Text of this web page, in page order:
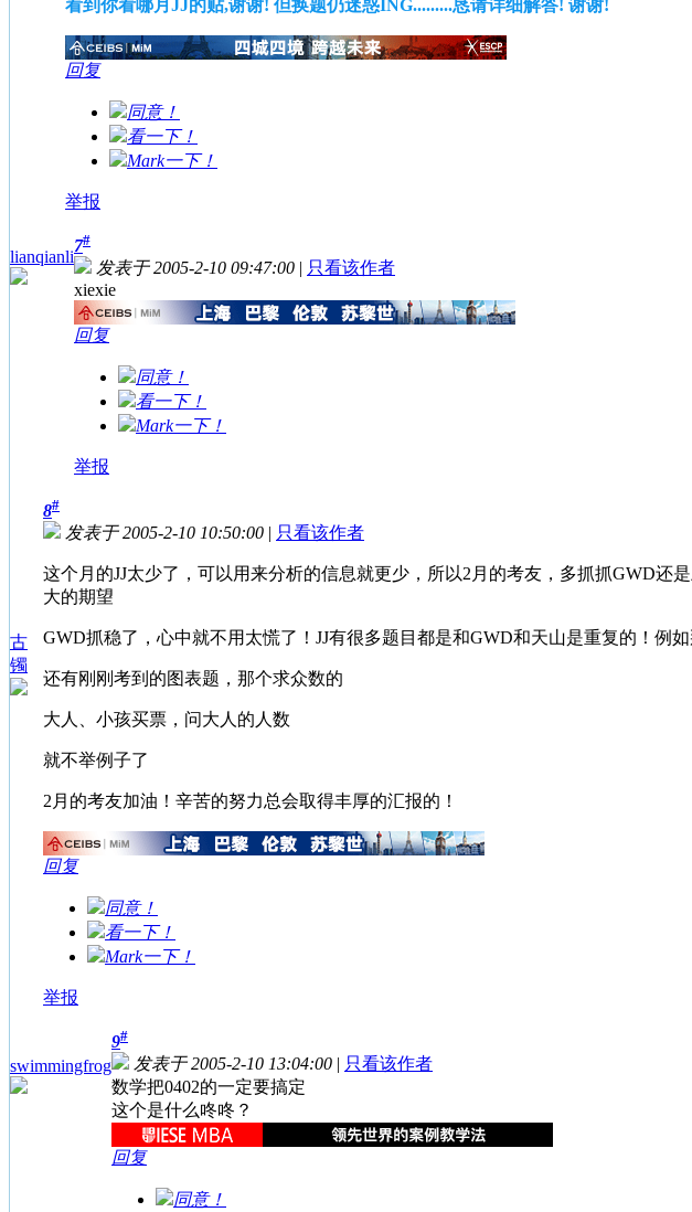
看到你看哪月JJ的贴,谢谢! 但换题仍迷惑ING.........恳请详细解答! 谢谢!
回复
同意！
看一下！
Mark一下！
举报
lianqianli
7#
发表于 2005-2-10 09:47:00 | 只看该作者
xiexie
回复
同意！
看一下！
Mark一下！
举报
古
镯
8#
发表于 2005-2-10 10:50:00 | 只看该作者
这个月的JJ太少了，可以用来分析的信息就更少，所以2月的考友，多抓抓GWD还
大的期望
GWD抓稳了，心中就不用太慌了！JJ有很多题目都是和GWD和天山是重复的！例
还有刚刚考到的图表题，那个求众数的
大人、小孩买票，问大人的人数
就不举例子了
2月的考友加油！辛苦的努力总会取得丰厚的汇报的！
回复
同意！
看一下！
Mark一下！
举报
swimmingfrog
9#
发表于 2005-2-10 13:04:00 | 只看该作者
数学把0402的一定要搞定
这个是什么咚咚？
回复
同意！